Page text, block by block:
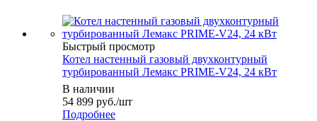
Быстрый просмотр
Котел настенный газовый двухконтурный
турбированный Лемакс PRIME-V24, 24 кВт
В наличии
54 899 руб./шт
Подробнее